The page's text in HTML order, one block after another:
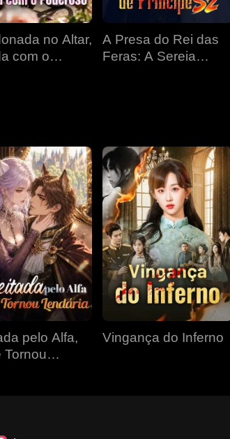
no Altar,
com o
A Presa do Rei das
Feras: A Sereia
pelo Alfa,
Tornou
Vingança do Inferno